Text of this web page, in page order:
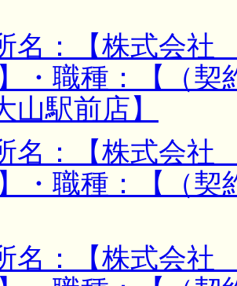
名：【株式会
・職種：【（契
駅前店】
名：【株式会
・職種：【（契
名：【株式会